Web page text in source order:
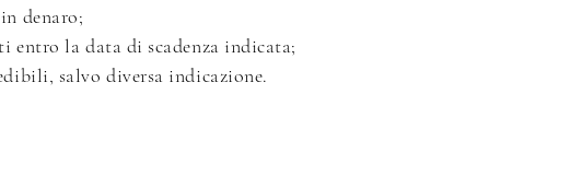
denaro;
entro la data di scadenza indicata;
salvo diversa indicazione.